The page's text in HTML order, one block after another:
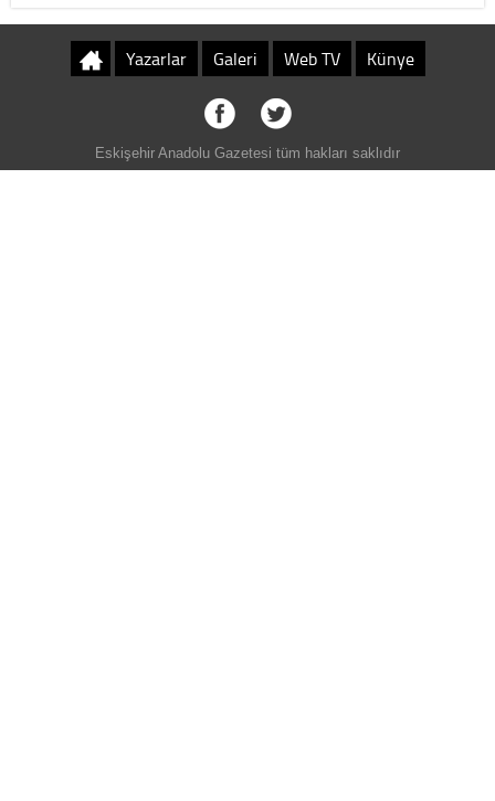
Yazarlar Galeri Web TV Künye
Eskişehir Anadolu Gazetesi tüm hakları saklıdır